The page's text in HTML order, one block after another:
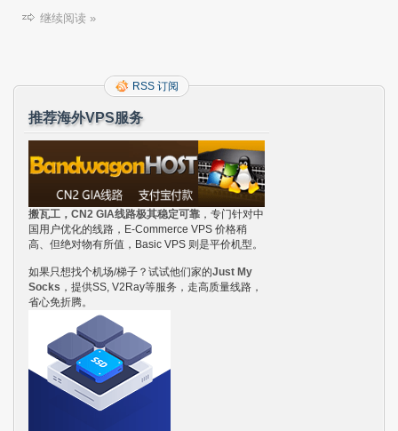
继续阅读 »
RSS 订阅
推荐海外VPS服务
搬瓦工，CN2 GIA线路极其稳定可靠 ，专门针对中
国用户优化的线路，E-Commerce VPS 价格稍
高、但绝对物有所值，Basic VPS 则是平价机型。
如果只想找个机场/梯子？试试他们家的Just My
Socks ，提供SS, V2Ray等服务，走高质量线路，
省心免折腾。